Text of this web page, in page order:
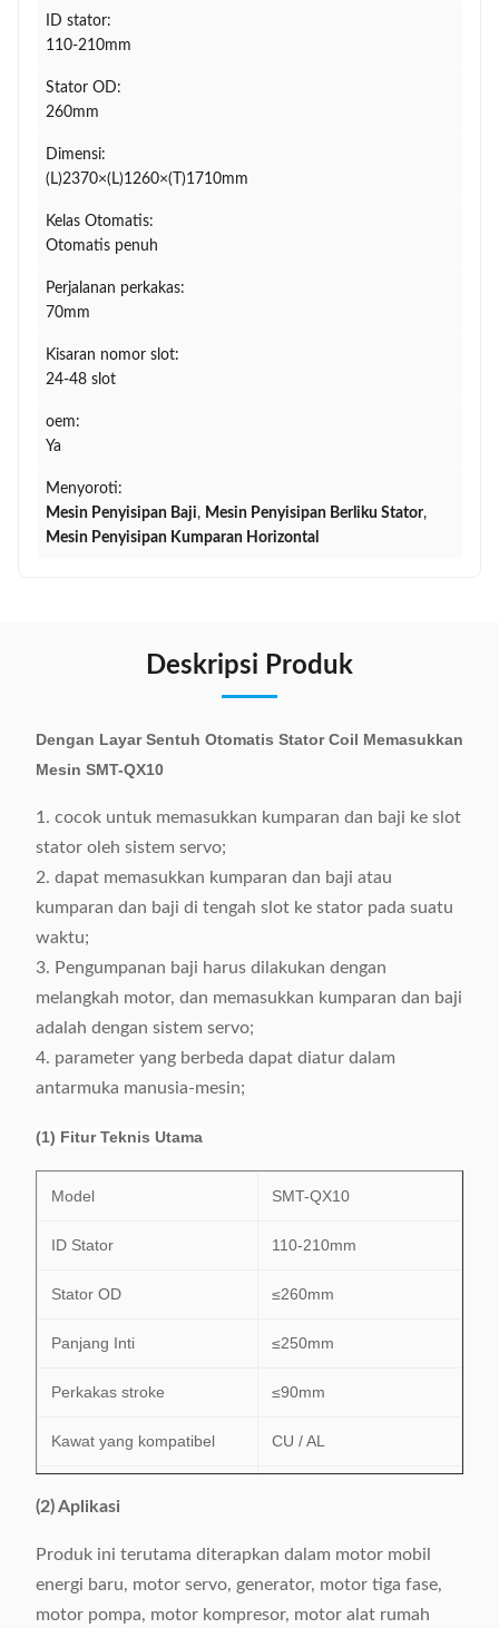
ID stator:
110-210mm
Stator OD:
260mm
Dimensi:
(L)2370×(L)1260×(T)1710mm
Kelas Otomatis:
Otomatis penuh
Perjalanan perkakas:
70mm
Kisaran nomor slot:
24-48 slot
oem:
Ya
Menyoroti:
Mesin Penyisipan Baji, Mesin Penyisipan Berliku Stator,
Mesin Penyisipan Kumparan Horizontal
Deskripsi Produk
Dengan Layar Sentuh Otomatis Stator Coil Memasukkan
Mesin SMT-QX10
1. cocok untuk memasukkan kumparan dan baji ke slot
stator oleh sistem servo;
2. dapat memasukkan kumparan dan baji atau
kumparan dan baji di tengah slot ke stator pada suatu
waktu;
3. Pengumpanan baji harus dilakukan dengan
melangkah motor, dan memasukkan kumparan dan baji
adalah dengan sistem servo;
4. parameter yang berbeda dapat diatur dalam
antarmuka manusia-mesin;
(1) Fitur Teknis Utama
Model SMT-QX10
ID Stator 110-210mm
Stator OD ≤260mm
Panjang Inti ≤250mm
Perkakas stroke ≤90mm
Kawat yang kompatibel CU / AL
Berat 1160kg
(2) Aplikasi
Produk ini terutama diterapkan dalam motor mobil
energi baru, motor servo, generator, motor tiga fase,
motor pompa, motor kompresor, motor alat rumah